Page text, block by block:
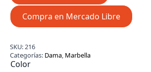
Compra en Mercado Libre
SKU:216
Categorías: Dama, Marbella
Color